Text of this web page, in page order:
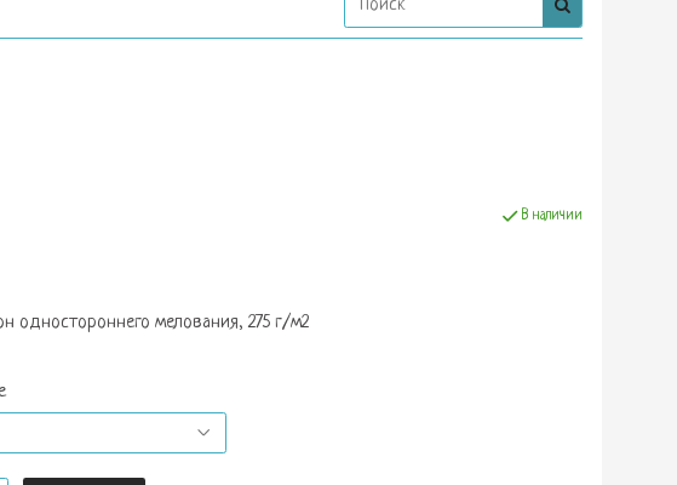
В наличии
одностороннего мелования, 275 г/м2